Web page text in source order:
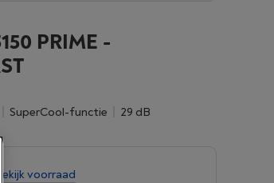
PRIME -
SuperCool-functie 29 dB
Bekijk voorraad